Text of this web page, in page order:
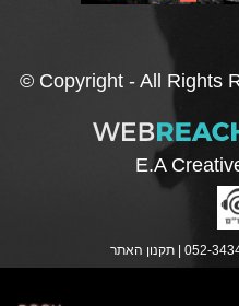
© Copyright - All Rights
E.A
תקנון האתר